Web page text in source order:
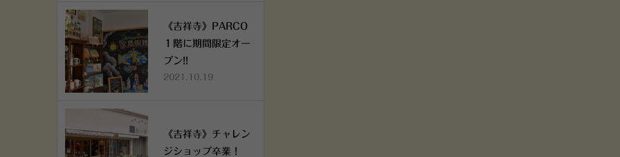
《吉祥寺》PARCO
１階に期間限定オー
プン!!
2021.10.19
《吉祥寺》チャレン
ジショップ卒業！